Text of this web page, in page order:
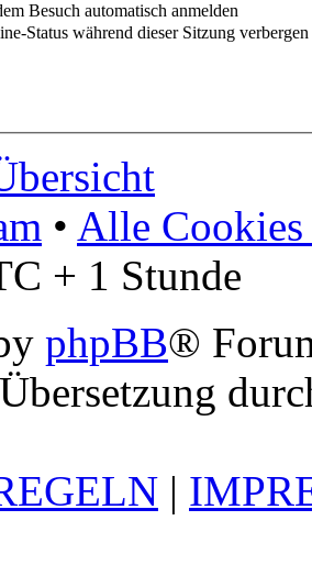
Besuch automatisch anmelden
Status während dieser Sitzung verbergen
• Alle Cookies
+ 1 Stunde
phpBB®
|